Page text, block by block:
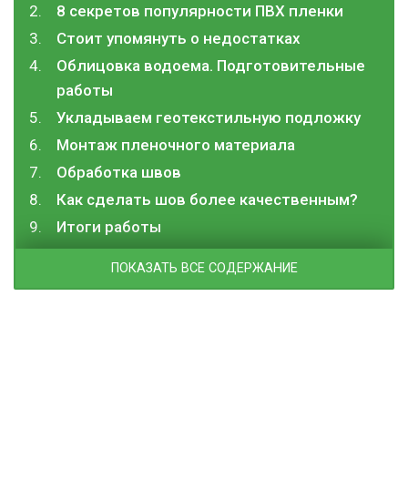
8 секретов популярности ПВХ пленки
Стоит упомянуть о недостатках
Облицовка водоема. Подготовительные
работы
Укладываем геотекстильную подложку
Монтаж пленочного материала
Обработка швов
Как сделать шов более качественным?
Итоги работы
ПОКАЗАТЬ ВСЕ СОДЕРЖАНИЕ